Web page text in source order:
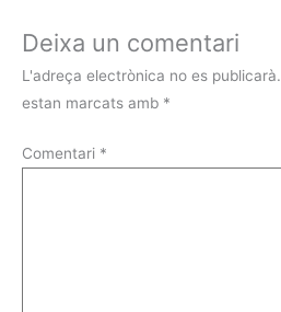
Deixa un comentari
L'adreça electrònica no es publicarà.
estan marcats amb *
Comentari *